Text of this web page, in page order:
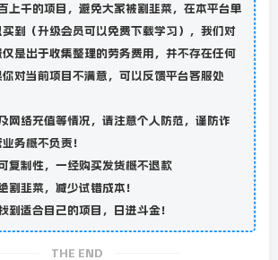
上千的项目，避免大家被割韭菜，在本平台单
到（升级会员可以免费下载学习），我们对
是出于收集整理的劳务费用，并不存在任何
对当前项目不满意，可以反馈平台客服处
网络充值等情况，请注意个人防范，谨防诈
务概不负责！
复制性，一经购买发货概不退款
割韭菜，减少试错成本！
到适合自己的项目，日进斗金！
THE END